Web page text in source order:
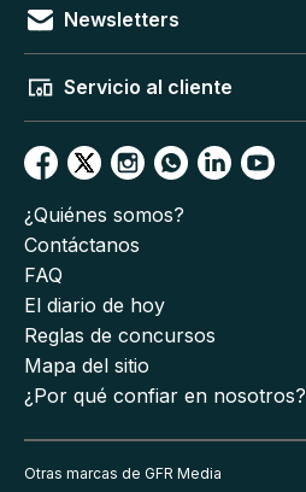
Newsletters
Servicio al cliente
¿Quiénes somos?
Contáctanos
FAQ
El diario de hoy
Reglas de concursos
Mapa del sitio
¿Por qué confiar en nosotros?
Otras marcas de GFR Media